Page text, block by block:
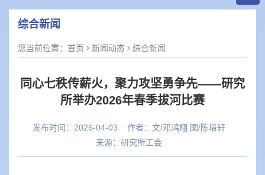
综合新闻
您当前位置： 首页 新闻动态 综合新闻
同心七秩传薪火，聚力攻坚勇争先——研究
所举办2026年春季拔河比赛
发布时间：2026-04-03 作者： 文/邓鸿翔 图/陈培轩
来源： 研究所工会